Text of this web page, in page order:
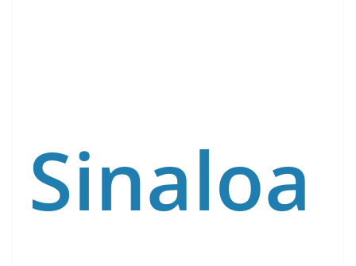
Sinaloa